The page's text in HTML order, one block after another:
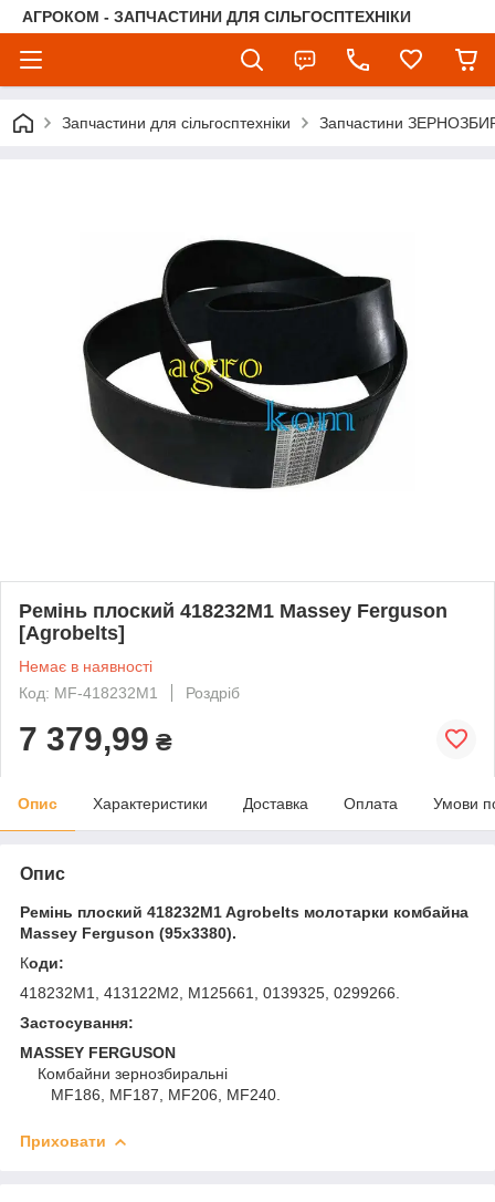
АГРОКОМ - ЗАПЧАСТИНИ ДЛЯ СІЛЬГОСПТЕХНІКИ
Запчастини для сільгосптехніки Запчастини
Ремінь плоский 418232M1 Massey Ferguson
[Agrobelts]
Немає в наявності
Код: MF-418232M1
Роздріб
7 379,99 ₴
Опис Характеристики Доставка Оплата Умови
Опис
Ремінь плоский 418232M1 Agrobelts молотарки комбайна
Massey Ferguson (95x3380).
Коди:
418232M1, 413122M2, M125661, 0139325, 0299266.
Застосування:
MASSEY FERGUSON
Комбайни зернозбиральні
MF186, MF187, MF206, MF240.
Приховати